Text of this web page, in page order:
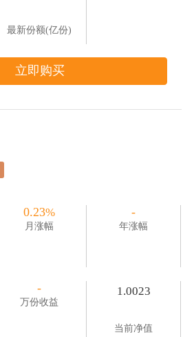
最新份额(亿份)
立即购买
0.23%
月涨幅
-
年涨幅
-
万份收益
1.0023
当前净值